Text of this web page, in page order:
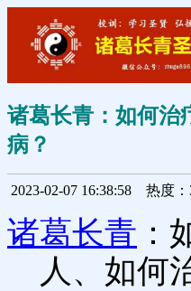
诸葛长青：如何治
病？
2023-02-07 16:38:58 热度
诸葛长青 ：
人、如何